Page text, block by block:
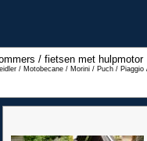
/ fietsen met hulpmotor
/ Motobecane / Morini / Puch / Piaggio